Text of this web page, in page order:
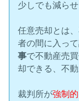
少しでも減ら
任意売却とは
者の間に入っ
事で不動産売
却できる、不
裁判所が強制的